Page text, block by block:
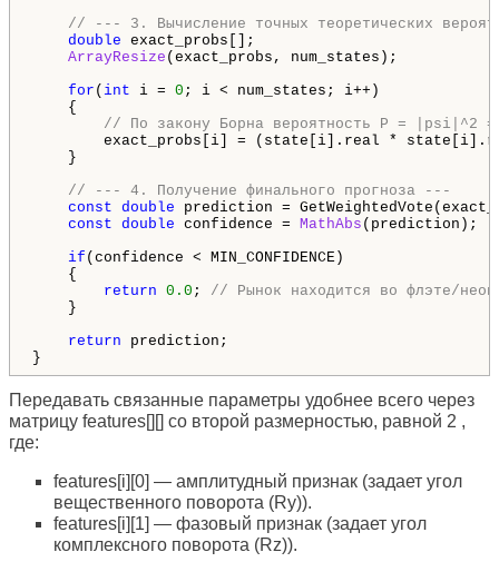
// --- 3. Вычисление точных теоретических
double exact_probs[];
ArrayResize (exact_probs, num_states);
for ( int i = 0 ; i < num_states; i++)
{
// По закону Борна вероятность P = |psi|^2
exact_probs[i] = (state[i].real *
}
// --- 4. Получение финального прогноза ---
const double prediction =
const double confidence = MathAbs (prediction);
if (confidence < MIN_CONFIDENCE)
{
return 0.0 ; // Рынок находится во флэте/
}
return prediction;
Передавать связанные параметры удобнее всего через
матрицу features[][] со второй размерностью, равной 2 ,
где:
features[i][0] — амплитудный признак (задает угол
вещественного поворота (Ry)).
features[i][1] — фазовый признак (задает угол
комплексного поворота (Rz)).